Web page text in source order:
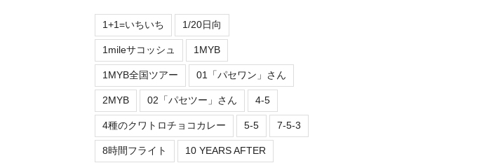
1+1=いちいち 1/20日向
1mileサコッシュ 1MYB
1MYB全国ツアー 01「パセワン」さん
2MYB 02「パセツー」さん 4-5
4種のクワトロチョコカレー 5-5 7-5-3
8時間フライト 10 YEARS AFTER